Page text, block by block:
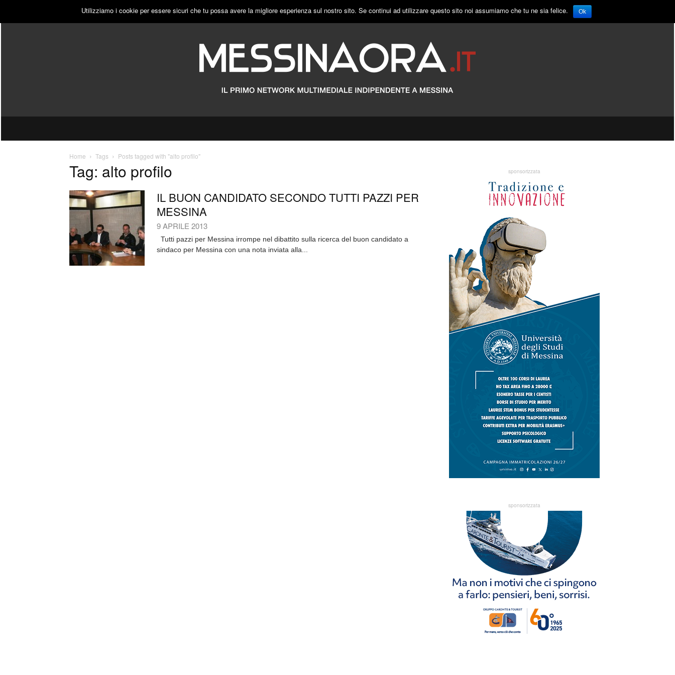
VENERDÌ, 7 AGOSTO 2026 PUBBLICITÀ
Home Tags Posts tagged with "alto profilo"
Tag: alto profilo
IL BUON CANDIDATO SECONDO TUTTI PAZZI PER
MESSINA
9 APRILE 2013
Tutti pazzi per Messina irrompe nel dibattito sulla ricerca del buon candidato a
sindaco per Messina con una nota inviata alla...
sponsorizzata
sponsorizzata
Utilizziamo i cookie per essere sicuri che tu possa avere la migliore esperienza sul nostro sito. Se continui ad utilizzare questo sito noi assumiamo che tu ne sia felice. Ok